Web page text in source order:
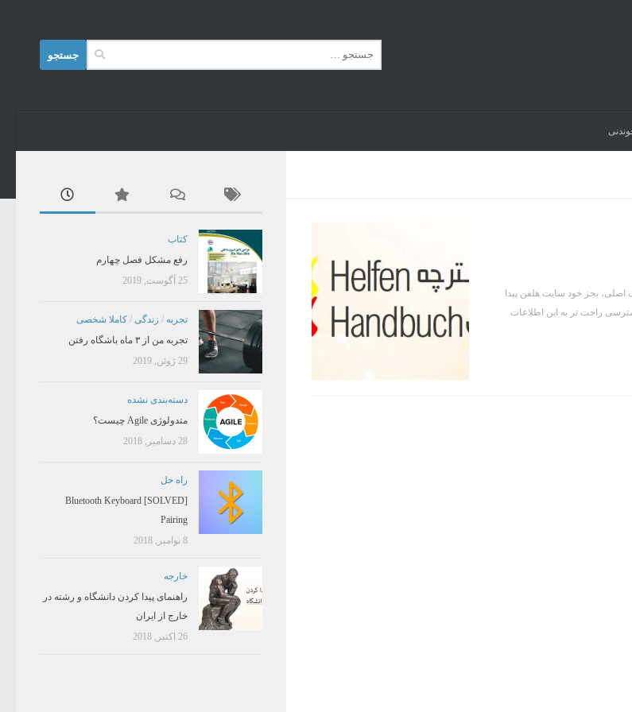
برای:
بجز خود سایت هلفن پیدا
راحت تر به این اطلاعات
کتاب
رفع مشکل فصل چهارم
25 آگوست, 2019
تجربه / زندگی / کاملا شخصی
تجربه من از ۳ ماه باشگاه رفتن
29 ژوئن, 2019
دسته‌بندی نشده
متدولوژی Agile چیست؟
28 دسامبر, 2018
راه حل
[SOLVED] Bluetooth Keyboard
Pairing
8 نوامبر, 2018
خارجه
راهنمای پیدا کردن دانشگاه و رشته در
خارج از ایران
26 اکتبر, 2018